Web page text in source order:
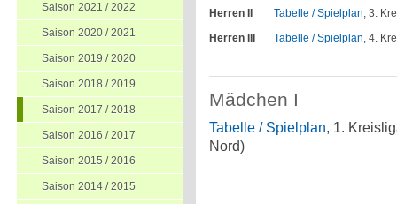
Saison 2021 / 2022
Saison 2020 / 2021
Saison 2019 / 2020
Saison 2018 / 2019
Saison 2017 / 2018
Saison 2016 / 2017
Saison 2015 / 2016
Saison 2014 / 2015
Herren II
Tabelle / Spielplan, 3.
Herren III
Tabelle / Spielplan, 4.
Mädchen I
Tabelle / Spielplan, 1.
Nord)